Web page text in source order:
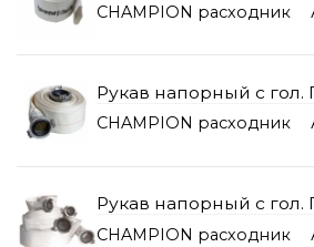
CHAMPION расходник
Рукав напорный с гол.
CHAMPION расходник
Рукав напорный с гол.
CHAMPION расходник